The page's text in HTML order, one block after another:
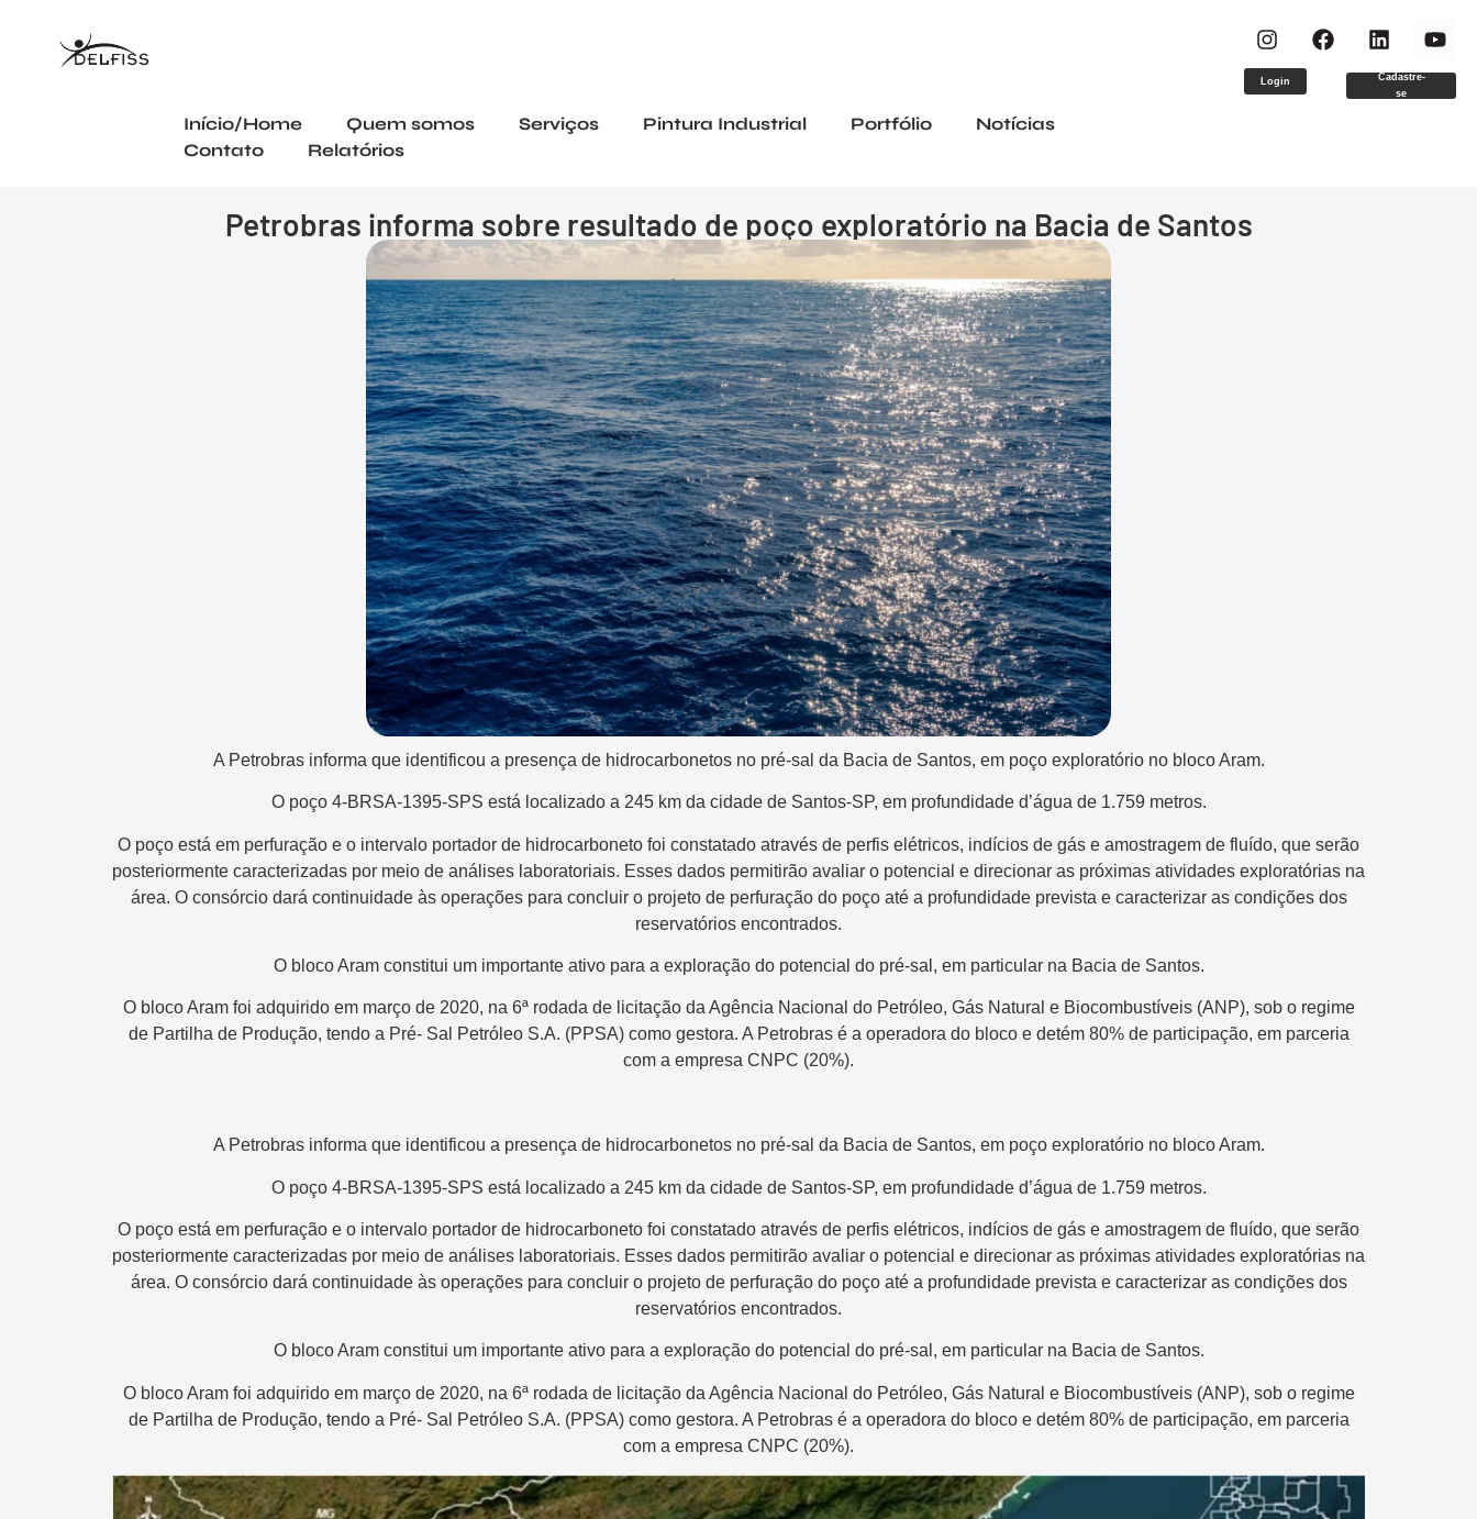
Login
Cadastre-
se
Início/Home Quem somos Serviços Pintura Industrial Portfólio
Notícias
Contato
Relatórios
Petrobras informa sobre resultado de poço exploratório na Bacia de Santos
A Petrobras informa que identificou a presença de hidrocarbonetos no pré-sal da Bacia de Santos, em poço exploratório no bloco Aram.
O poço 4-BRSA-1395-SPS está localizado a 245 km da cidade de Santos-SP, em profundidade d’água de 1.759 metros.
O poço está em perfuração e o intervalo portador de hidrocarboneto foi constatado através de perfis elétricos, indícios de gás e amostragem de fluído, que serão
posteriormente caracterizadas por meio de análises laboratoriais. Esses dados permitirão avaliar o potencial e direcionar as próximas atividades exploratórias na
área. O consórcio dará continuidade às operações para concluir o projeto de perfuração do poço até a profundidade prevista e caracterizar as condições dos
reservatórios encontrados.
O bloco Aram constitui um importante ativo para a exploração do potencial do pré-sal, em particular na Bacia de Santos.
O bloco Aram foi adquirido em março de 2020, na 6ª rodada de licitação da Agência Nacional do Petróleo, Gás Natural e Biocombustíveis (ANP), sob o regime
de Partilha de Produção, tendo a Pré- Sal Petróleo S.A. (PPSA) como gestora. A Petrobras é a operadora do bloco e detém 80% de participação, em parceria
com a empresa CNPC (20%).
A Petrobras informa que identificou a presença de hidrocarbonetos no pré-sal da Bacia de Santos, em poço exploratório no bloco Aram.
O poço 4-BRSA-1395-SPS está localizado a 245 km da cidade de Santos-SP, em profundidade d’água de 1.759 metros.
O poço está em perfuração e o intervalo portador de hidrocarboneto foi constatado através de perfis elétricos, indícios de gás e amostragem de fluído, que serão
posteriormente caracterizadas por meio de análises laboratoriais. Esses dados permitirão avaliar o potencial e direcionar as próximas atividades exploratórias na
área. O consórcio dará continuidade às operações para concluir o projeto de perfuração do poço até a profundidade prevista e caracterizar as condições dos
reservatórios encontrados.
O bloco Aram constitui um importante ativo para a exploração do potencial do pré-sal, em particular na Bacia de Santos.
O bloco Aram foi adquirido em março de 2020, na 6ª rodada de licitação da Agência Nacional do Petróleo, Gás Natural e Biocombustíveis (ANP), sob o regime
de Partilha de Produção, tendo a Pré- Sal Petróleo S.A. (PPSA) como gestora. A Petrobras é a operadora do bloco e detém 80% de participação, em parceria
com a empresa CNPC (20%).